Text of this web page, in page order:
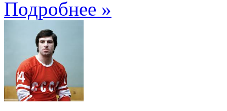
Подробнее »